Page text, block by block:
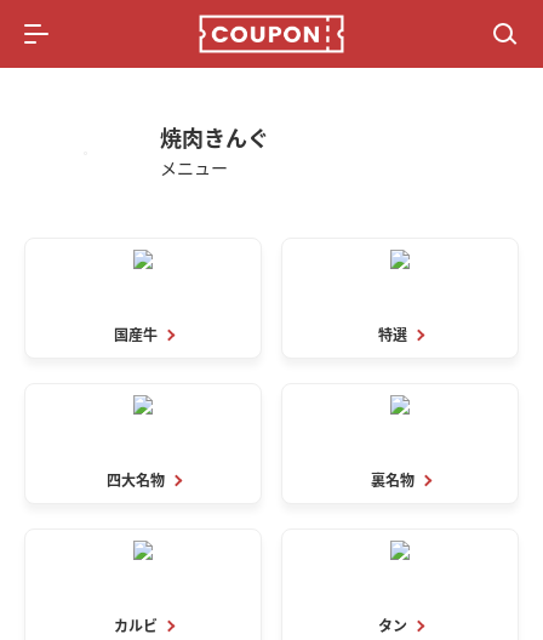
焼肉きんぐ
メニュー
国産牛 特選
四大名物 裏名物
カルビ タン